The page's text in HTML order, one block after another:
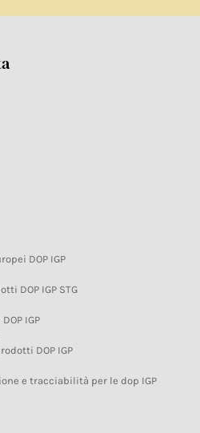
DOP IGP
DOP IGP STG
IGP
DOP IGP
e tracciabilità per le dop IGP